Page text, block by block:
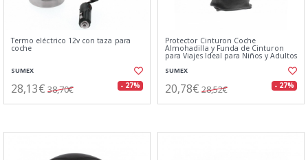
Termo eléctrico 12v con taza para
coche
SUMEX
28,13€ 38,70€ - 27%
Protector Cinturon Coche
Almohadilla y Funda de Cinturon
para Viajes Ideal para Niños y Adultos
SUMEX
20,78€ 28,52€ - 27%